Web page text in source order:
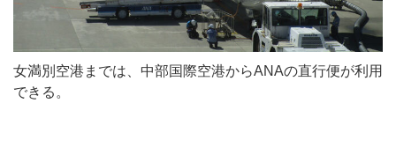
女満別空港までは、中部国際空港からANAの直行便が利用
できる。